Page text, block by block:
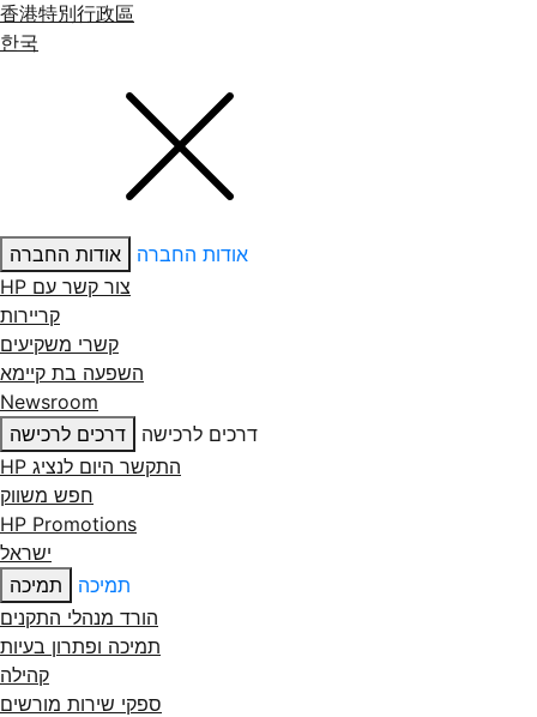
香港特別行政區
한국
אודות החברה
אודות החברה
צור קשר עם ‏HP
קריירות
קשרי משקיעים
השפעה בת קיימא
Newsroom
דרכים לרכישה
דרכים לרכישה
התקשר היום לנציג HP
חפש משווק
HP Promotions
ישראל
תמיכה
תמיכה
הורד מנהלי התקנים
תמיכה ופתרון בעיות
קהילה
ספקי שירות מורשים